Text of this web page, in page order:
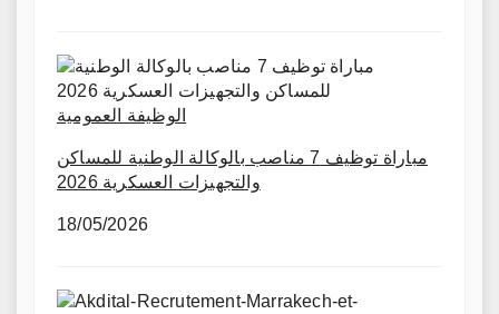
الوظيفة العمومية
مباراة توظيف 7 مناصب بالوكالة الوطنية للمساكن
والتجهيزات العسكرية 2026
18/05/2026